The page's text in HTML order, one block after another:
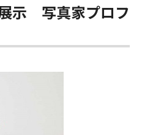
示 写真家プロフ